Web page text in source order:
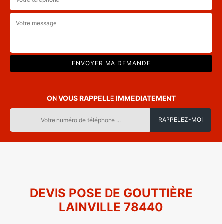
ON VOUS RAPPELLE IMMEDIATEMENT
DEVIS POSE DE GOUTTIÈRE
LAINVILLE 78440